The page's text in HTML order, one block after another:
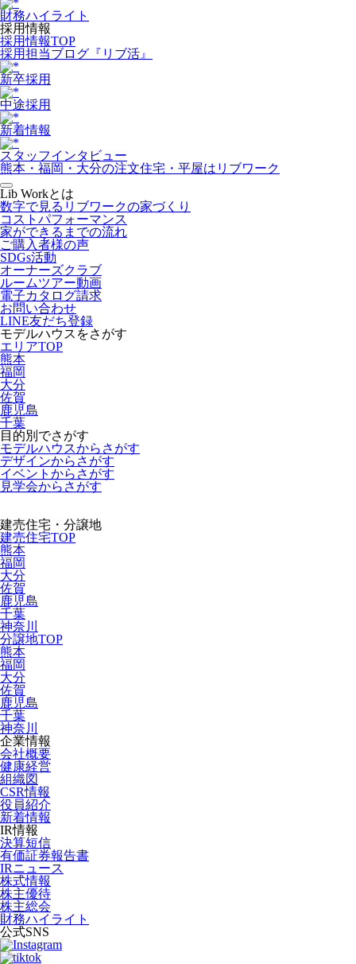
財務ハイライト
採用情報
採用情報TOP
採用担当ブログ『リブ活』
新卒採用
中途採用
新着情報
スタッフインタビュー
熊本・福岡・大分の注文住宅・平屋はリブワーク
Lib Workとは
数字で見るリブワークの家づくり
コストパフォーマンス
家ができるまでの流れ
ご購入者様の声
SDGs活動
オーナーズクラブ
ルームツアー動画
電子カタログ請求
お問い合わせ
LINE友だち登録
モデルハウスをさがす
エリアTOP
熊本
福岡
大分
佐賀
鹿児島
千葉
目的別でさがす
モデルハウスからさがす
デザインからさがす
イベントからさがす
見学会からさがす
建売住宅・分譲地
建売住宅TOP
熊本
福岡
大分
佐賀
鹿児島
千葉
神奈川
分譲地TOP
熊本
福岡
大分
佐賀
鹿児島
千葉
神奈川
企業情報
会社概要
健康経営
組織図
CSR情報
役員紹介
新着情報
IR情報
決算短信
有価証券報告書
IRニュース
株式情報
株主優待
株主総会
財務ハイライト
公式SNS